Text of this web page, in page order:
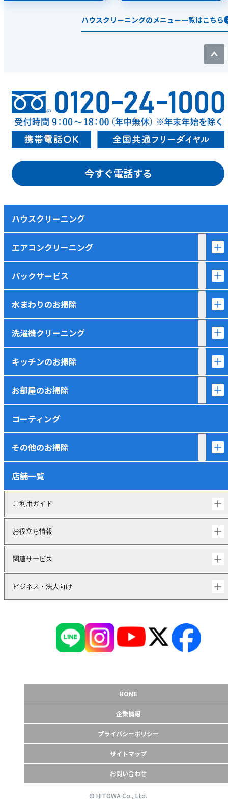
ハウスクリーニングのメニュー一覧はこちら
今すぐ電話する
ハウスクリーニング
エアコンクリーニング
パックサービス
水まわりのお掃除
洗濯機クリーニング
キッチンのお掃除
お部屋のお掃除
コーティング
その他のお掃除
店舗一覧
ご利用ガイド
お役立ち情報
関連サービス
ビジネス・法人向け
HOME
企業情報
プライバシーポリシー
サイトマップ
お問い合わせ
© HITOWA Co., Ltd.